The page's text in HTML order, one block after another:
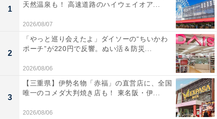
1
天然温泉も！ 高速道路のハイウェイオア...
2026/08/07
2
「やっと巡り会えたよ」ダイソーの“ちいかわ
ポーチ”が220円で反響。ぬい活＆防災...
2026/08/06
3
【三重県】伊勢名物「赤福」の直営店に、全国
唯一のコメダ大判焼き店も！ 東名阪・伊...
2026/08/06